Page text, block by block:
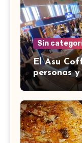
Sin
El Asu
personas